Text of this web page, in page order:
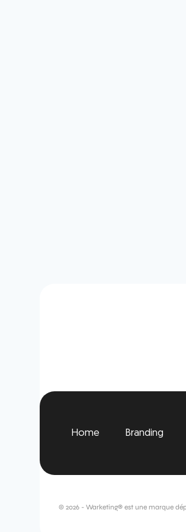
Home Branding
© 2026 - Warketing® est une marque